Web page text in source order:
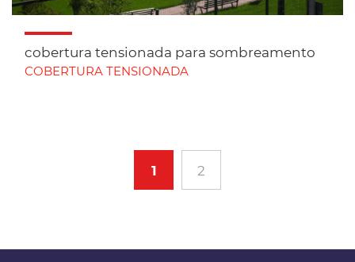
cobertura tensionada para sombreamento
COBERTURA TENSIONADA
1 2